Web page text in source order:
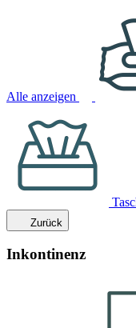
Alle anzeigen
Zurück
Inkontinenz